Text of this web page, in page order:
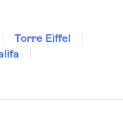
Torre Eiffel